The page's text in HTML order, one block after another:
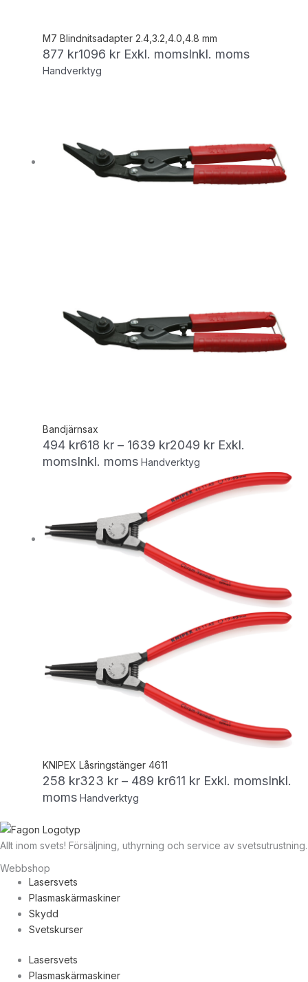
M7 Blindnitsadapter 2.4,3.2,4.0,4.8 mm
877 kr1096 kr Exkl. momsInkl. moms
Handverktyg
Bandjärnsax
494 kr618 kr – 1639 kr2049 kr Exkl.
momsInkl. moms Handverktyg
KNIPEX Låsringstänger 4611
258 kr323 kr – 489 kr611 kr Exkl. momsInkl.
moms Handverktyg
Allt inom svets! Försäljning, uthyrning och service av svetsutrustning.
Webbshop
Lasersvets
Plasmaskärmaskiner
Skydd
Svetskurser
Lasersvets
Plasmaskärmaskiner